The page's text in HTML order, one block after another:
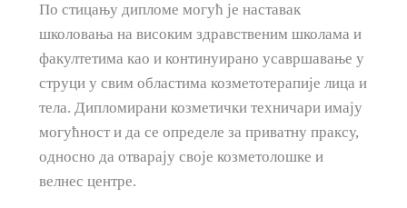
По стицању дипломе могућ је наставак
школовања на високим здравственим школама и
факултетима као и континуирано усавршавање у
струци у свим областима козметотерапије лица и
тела. Дипломирани козметички техничари имају
могућност и да се определе за приватну праксу,
односно да отварају своје козметолошке и
велнес центре.